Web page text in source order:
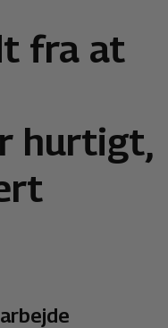
fra at
hurtigt,